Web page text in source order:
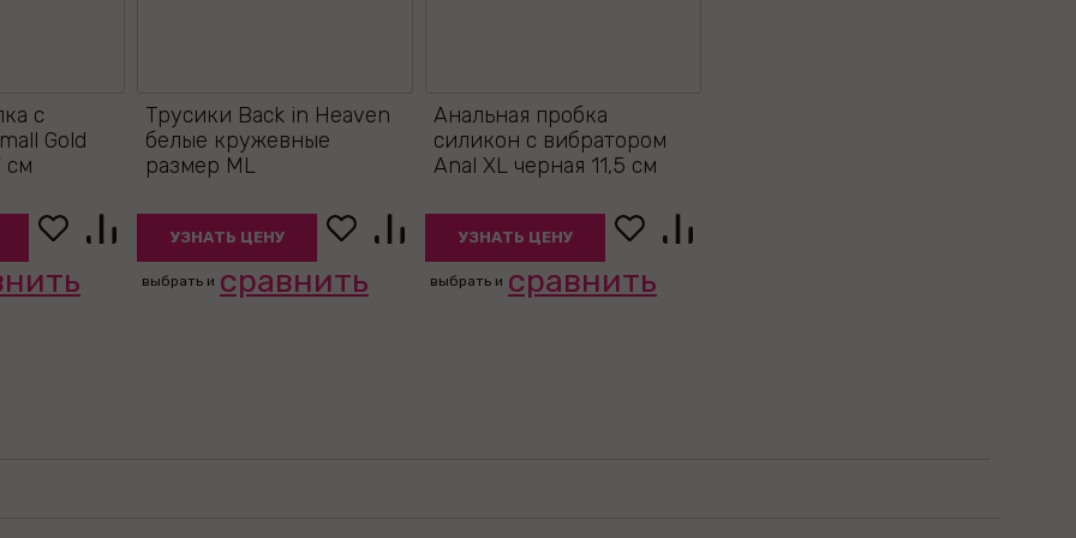
с
Gold
см
Трусики Back in Heaven
белые кружевные
размер ML
УЗНАТЬ ЦЕНУ
выбрать и сравнить
Анальная пробка
силикон с вибратором
Anal XL черная 11,5 см
УЗНАТЬ ЦЕНУ
выбрать и сравнить